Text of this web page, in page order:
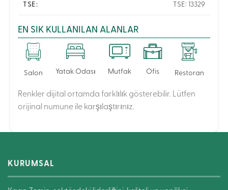
TSE: TSE: 13329
EN SIK KULLANILAN ALANLAR
Salon Yatak Odası Mutfak Ofis Restoran
Renkler dijital ortamda farklılık gösterebilir. Lütfen
orijinal numune ile karşılaştırınız.
KURUMSAL